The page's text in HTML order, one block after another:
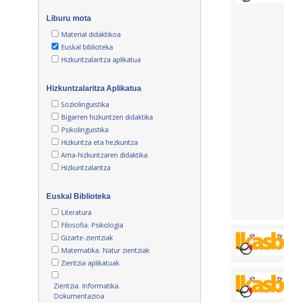
Liburu mota
Material didaktikoa
Euskal biblioteka
Hizkuntzalaritza aplikatua
Hizkuntzalaritza Aplikatua
Soziolinguistika
Bigarren hizkuntzen didaktika
Psikolinguistika
Hizkuntza eta hezkuntza
Ama-hizkuntzaren didaktika
Hizkuntzalaritza
Euskal Biblioteka
Literatura
Filosofia. Psikologia
Gizarte-zientziak
Matematika. Natur zientziak
Zientzia aplikatuak
Zientzia. Informatika.
Dokumentazioa